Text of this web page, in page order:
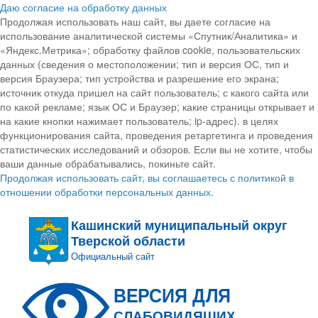
Даю согласие на обработку данных
Продолжая использовать наш сайт, вы даете согласие на
использование аналитической системы «Спутник/Аналитика» и
«Яндекс.Метрика»; обработку файлов cookie, пользовательских
данных (сведения о местоположении; тип и версия ОС, тип и
версия Браузера; тип устройства и разрешение его экрана;
источник откуда пришел на сайт пользователь; с какого сайта или
по какой рекламе; язык ОС и Браузер; какие страницы открывает и
на какие кнопки нажимает пользователь; ip-адрес). в целях
функционирования сайта, проведения ретаргетинга и проведения
статистических исследований и обзоров. Если вы не хотите, чтобы
ваши данные обрабатывались, покиньте сайт.
Продолжая использовать сайт, вы соглашаетесь с политикой в
отношении обработки персональных данных.